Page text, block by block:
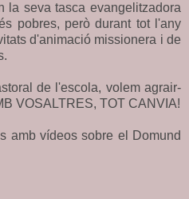
la seva tasca evangelitzadora
pobres, però durant tot l'any
d'animació missionera i de
de l'escola, volem agrair-
VOSALTRES, TOT CANVIA!
amb vídeos sobre el Domund